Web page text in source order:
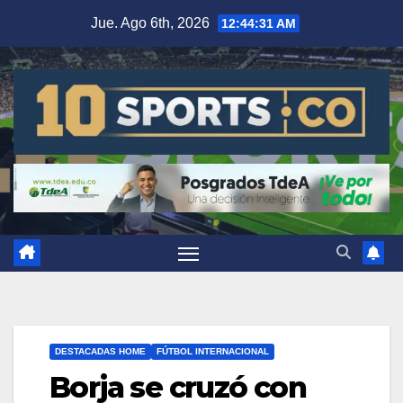
Jue. Ago 6th, 2026 12:44:31 AM
DESTACADAS HOME FÚTBOL INTERNACIONAL
Borja se cruzó con